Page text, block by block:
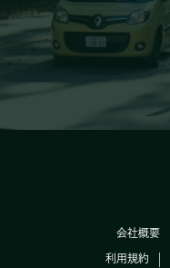
会社概要
利用規約